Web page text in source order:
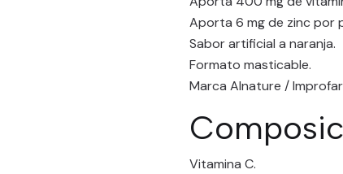
Aporta 6 mg de zinc por
Sabor artificial a naranja.
Formato masticable.
Marca Alnature /
Vitamina C.